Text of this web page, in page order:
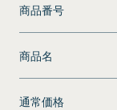
商品番号
商品名
通常価格